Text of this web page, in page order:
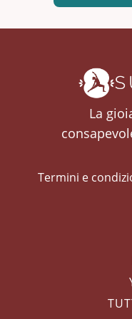
La
Termini e